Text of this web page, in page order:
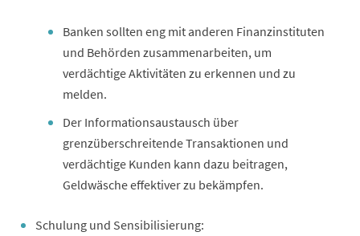
Banken sollten eng mit anderen Finanzinstituten
und Behörden zusammenarbeiten, um
verdächtige Aktivitäten zu erkennen und zu
melden.
Der Informationsaustausch über
grenzüberschreitende Transaktionen und
verdächtige Kunden kann dazu beitragen,
Geldwäsche effektiver zu bekämpfen.
Schulung und Sensibilisierung: